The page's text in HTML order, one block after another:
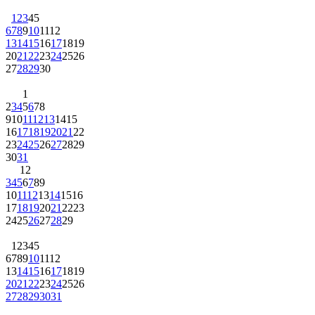
1 2345
6789101112
13141516171819
2021 2223242526
27282930
1
2345678
9101112131415
161718192021 22
23242526272829
3031
1 2
3456789
10111213141516
1718192021 2223
242526272829
1 2345
6789101112
13141516171819
2021 2223242526
2728293031